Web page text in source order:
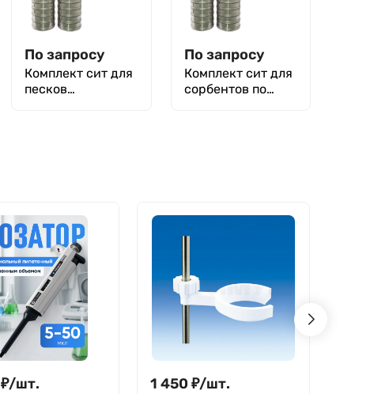
По запросу
Комплект сит для
песков
По запросу
Комплект сит для
cорбентов по
₽/шт. 1 450 ₽/шт.